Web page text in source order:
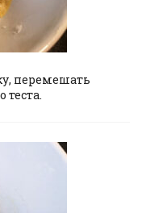
перемешать
теста.